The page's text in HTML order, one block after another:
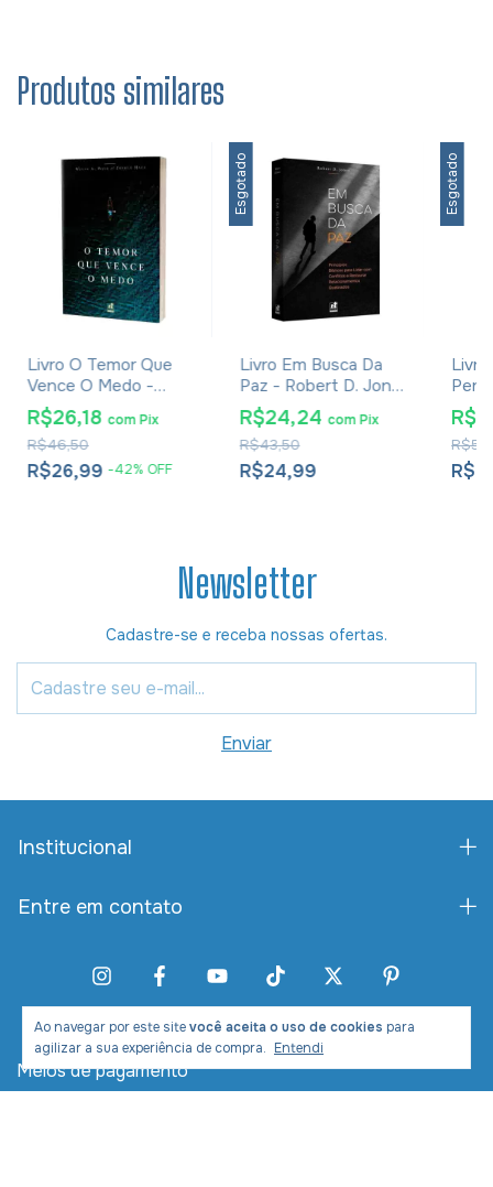
Ao navegar por este sitevocê aceita o uso de cookies para
agilizar a sua experiência de compra. Entendi
Produtos similares
Livro O Temor Que
Vence O Medo -
Wayne A. Mack
R$26,99 -42% OFF
R$46,50
R$26,18 com Pix
Esgotado
Livro Em Busca Da
Paz - Robert D. Jones
- Nova Edição
R$24,99
R$43,50
R$24,24 com Pix
Esgotado
Livro
Priolo
Newsletter
Cadastre-se e receba nossas ofertas.
Institucional
Entre em contato
Meios de pagamento